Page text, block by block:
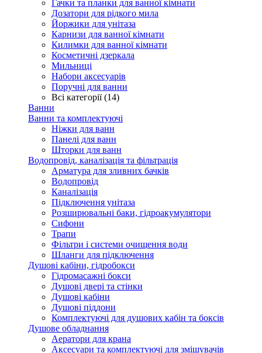
Гачки та планки для ванної кімнати
Дозатори для рідкого мила
Йоржики для унітаза
Карнизи для ванної кімнати
Килимки для ванної кімнати
Косметичні дзеркала
Мильниці
Набори аксесуарів
Поручні для ванни
Всі категорії (14)
Ванни
Ванни та комплектуючі
Ніжки для ванн
Панелі для ванн
Шторки для ванн
Водопровід, каналізація та фільтрація
Арматура для зливних бачків
Водопровід
Каналізація
Підключення унітаза
Розширювальні баки, гідроакумулятори
Сифони
Трапи
Фільтри і системи очищення води
Шланги для підключення
Душові кабіни, гідробокси
Гідромасажні бокси
Душові двері та стінки
Душові кабіни
Душові піддони
Комплектуючі для душових кабін та боксів
Душове обладнання
Аератори для крана
Аксесуари та комплектуючі для змішувачів